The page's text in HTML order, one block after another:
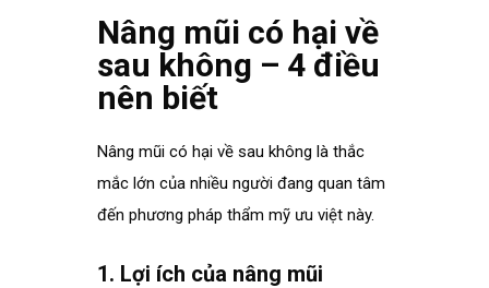
Nâng mũi có hại về
sau không – 4 điều
nên biết
Nâng mũi có hại về sau không là thắc
mắc lớn của nhiều người đang quan tâm
đến phương pháp thẩm mỹ ưu việt này.
1. Lợi ích của nâng mũi